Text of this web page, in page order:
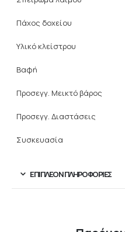
Πάχος δοχείου
Υλικό κλείστρου
Βαφή
Προσεγγ. Μεικτό βάρος
Προσεγγ. Διαστάσεις
Συσκευασία
ΕΠΙΠΛΈΟΝ ΠΛΗΡΟΦΟΡΊΕΣ